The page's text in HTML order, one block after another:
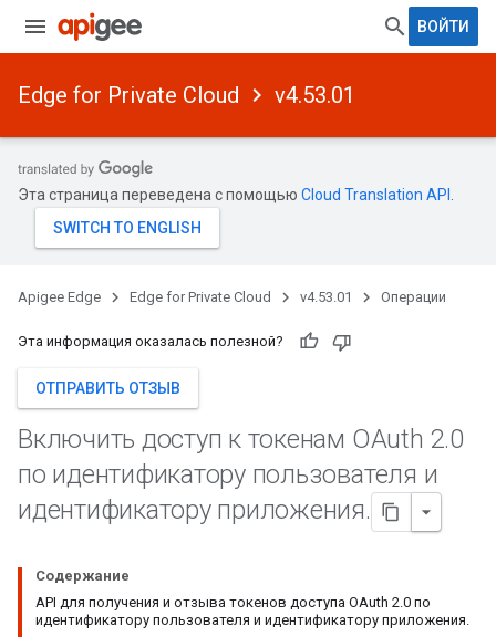
ВОЙТИ
Edge for Private Cloud v4.53.01
Эта страница переведена с помощью Cloud Translation API
Apigee Edge Edge for Private Cloud v4.53.01 Операции
Эта информация оказалась полезной?
ОТПРАВИТЬ ОТЗЫВ
Включить доступ к токенам OAuth 2.0
по идентификатору пользователя и
идентификатору приложения.
Содержание
API для получения и отзыва токенов доступа OAuth 2.0 по
идентификатору пользователя и идентификатору приложения.